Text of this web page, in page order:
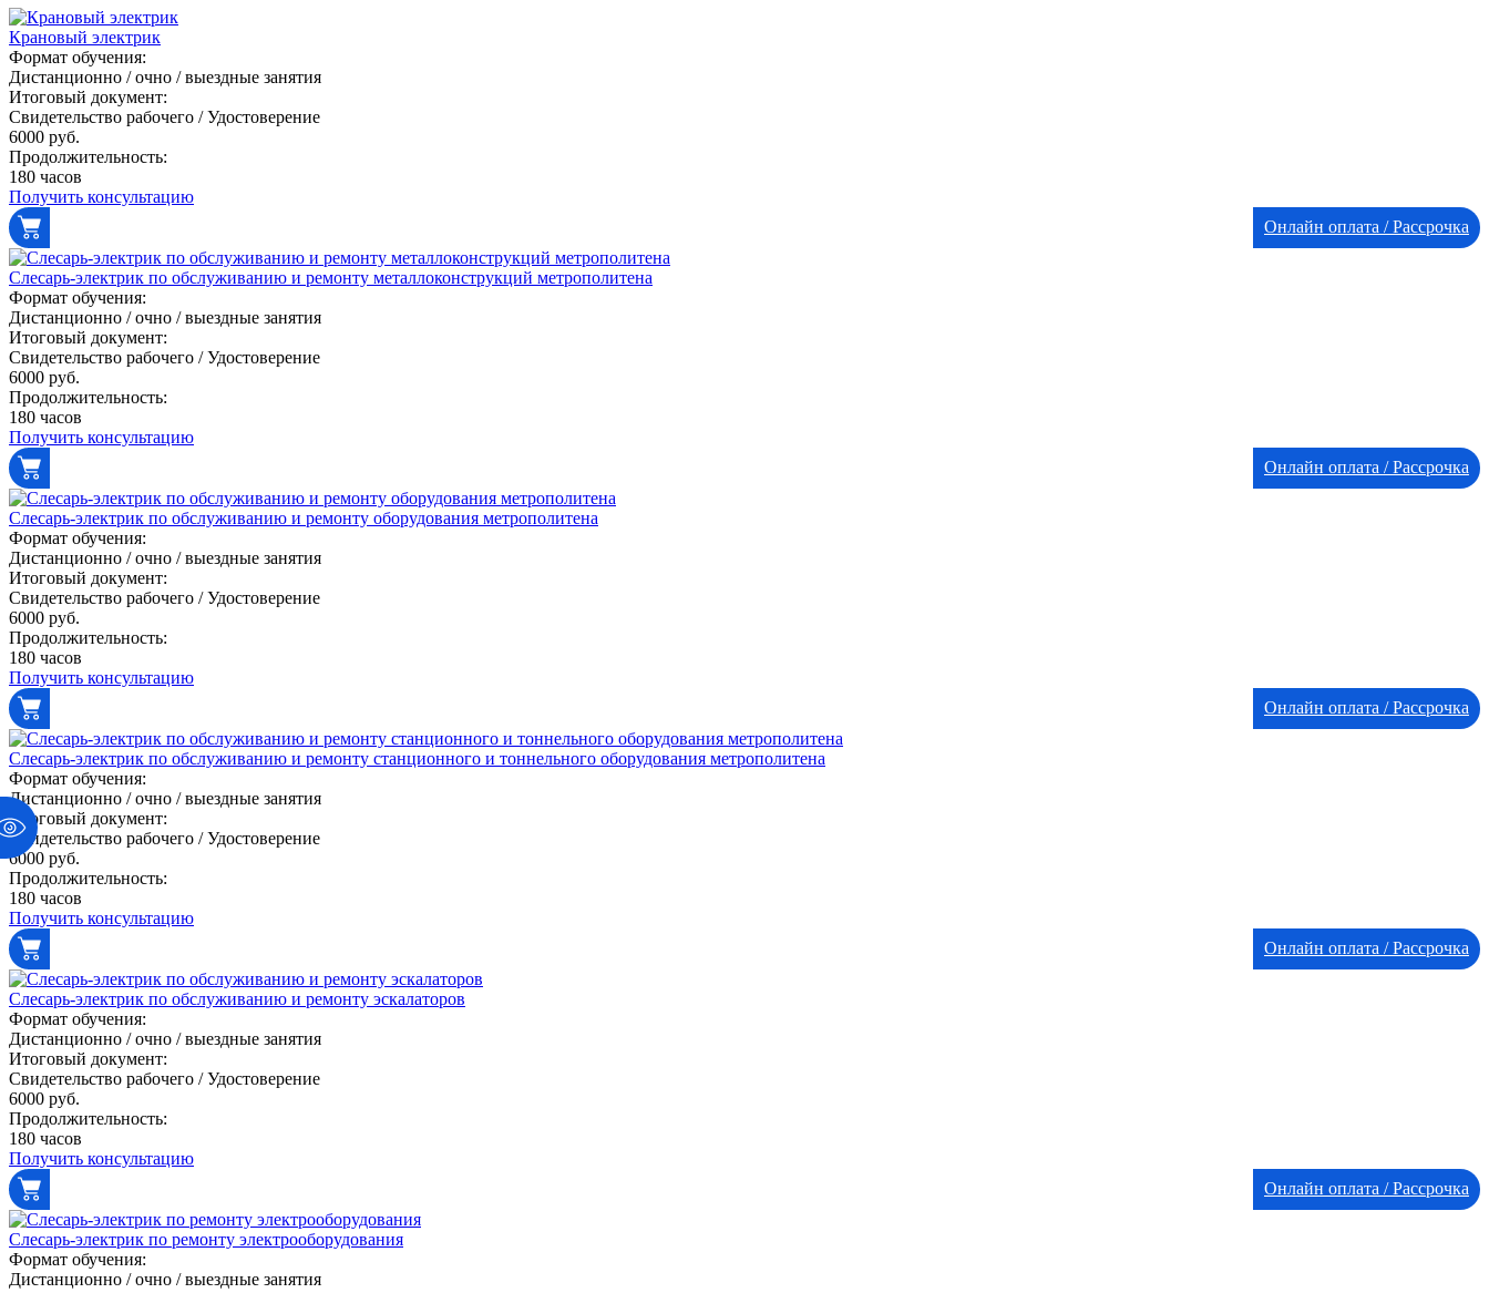
Крановый электрик
Формат обучения:
Дистанционно / очно / выездные занятия
Итоговый документ:
Свидетельство рабочего / Удостоверение
6000 руб.
Продолжительность:
180 часов
Получить консультацию
Онлайн оплата / Рассрочка
Слесарь-электрик по обслуживанию и ремонту металлоконструкций метрополитена
Формат обучения:
Дистанционно / очно / выездные занятия
Итоговый документ:
Свидетельство рабочего / Удостоверение
6000 руб.
Продолжительность:
180 часов
Получить консультацию
Онлайн оплата / Рассрочка
Слесарь-электрик по обслуживанию и ремонту оборудования метрополитена
Формат обучения:
Дистанционно / очно / выездные занятия
Итоговый документ:
Свидетельство рабочего / Удостоверение
6000 руб.
Продолжительность:
180 часов
Получить консультацию
Онлайн оплата / Рассрочка
Слесарь-электрик по обслуживанию и ремонту станционного и тоннельного оборудования метрополитена
Формат обучения:
Дистанционно / очно / выездные занятия
Итоговый документ:
Свидетельство рабочего / Удостоверение
6000 руб.
Продолжительность:
180 часов
Получить консультацию
Онлайн оплата / Рассрочка
Слесарь-электрик по обслуживанию и ремонту эскалаторов
Формат обучения:
Дистанционно / очно / выездные занятия
Итоговый документ:
Свидетельство рабочего / Удостоверение
6000 руб.
Продолжительность:
180 часов
Получить консультацию
Онлайн оплата / Рассрочка
Слесарь-электрик по ремонту электрооборудования
Формат обучения:
Дистанционно / очно / выездные занятия